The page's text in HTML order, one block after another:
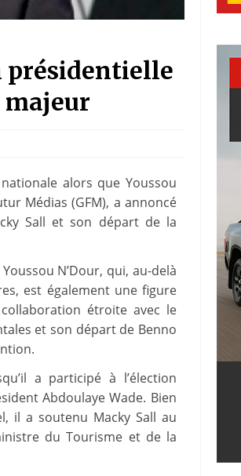
présidentielle
alors que Youssou
Médias (GFM), a annoncé
Sall et son départ de la
N’Dour, qui, au-delà
est également une figure
étroite avec le
et son départ de Benno
a participé à l’élection
Abdoulaye Wade. Bien
il a soutenu Macky Sall au
du Tourisme et de la